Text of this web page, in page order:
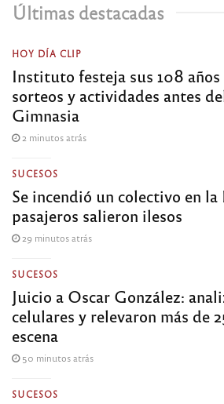
Últimas destacadas
HOY DÍA CLIP
Instituto festeja sus 108 años
sorteos y actividades antes
Gimnasia
2 minutos atrás
SUCESOS
Se incendió un colectivo en la
pasajeros salieron ilesos
29 minutos atrás
SUCESOS
Juicio a Oscar González:
celulares y relevaron más de
escena
50 minutos atrás
SUCESOS